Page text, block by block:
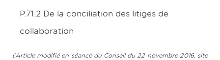
P.71.2 De la conciliation des litiges de
collaboration
(Article modifié en séance du Conseil du 22 novembre 2016, site